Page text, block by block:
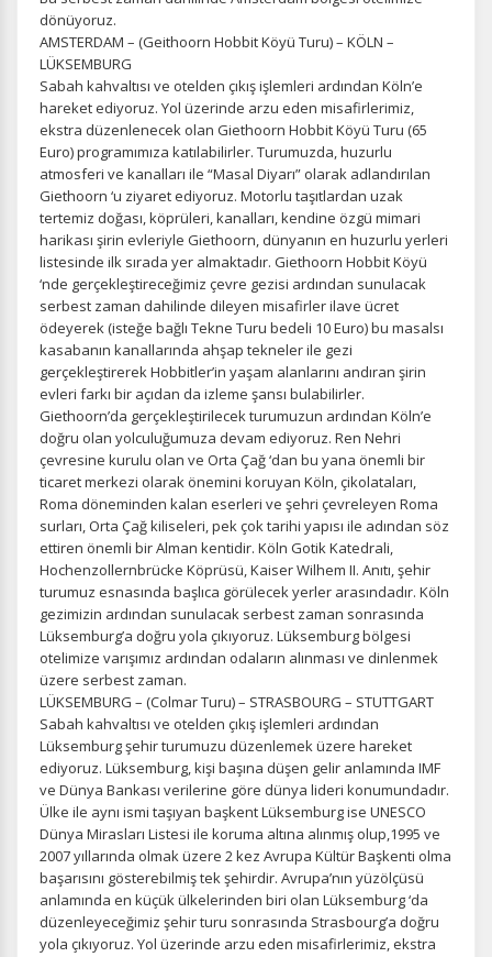
dönüyoruz.
AMSTERDAM – (Geithoorn Hobbit Köyü Turu) – KÖLN –
LÜKSEMBURG
Sabah kahvaltısı ve otelden çıkış işlemleri ardından Köln’e
hareket ediyoruz. Yol üzerinde arzu eden misafirlerimiz,
ekstra düzenlenecek olan Giethoorn Hobbit Köyü Turu (65
Euro) programımıza katılabilirler. Turumuzda, huzurlu
atmosferi ve kanalları ile “Masal Diyarı” olarak adlandırılan
Giethoorn ‘u ziyaret ediyoruz. Motorlu taşıtlardan uzak
tertemiz doğası, köprüleri, kanalları, kendine özgü mimari
harikası şirin evleriyle Giethoorn, dünyanın en huzurlu yerleri
listesinde ilk sırada yer almaktadır. Giethoorn Hobbit Köyü
‘nde gerçekleştireceğimiz çevre gezisi ardından sunulacak
serbest zaman dahilinde dileyen misafirler ilave ücret
ödeyerek (isteğe bağlı Tekne Turu bedeli 10 Euro) bu masalsı
kasabanın kanallarında ahşap tekneler ile gezi
gerçekleştirerek Hobbitler’in yaşam alanlarını andıran şirin
evleri farkı bir açıdan da izleme şansı bulabilirler.
Giethoorn’da gerçekleştirilecek turumuzun ardından Köln’e
doğru olan yolculuğumuza devam ediyoruz. Ren Nehri
çevresine kurulu olan ve Orta Çağ ‘dan bu yana önemli bir
ticaret merkezi olarak önemini koruyan Köln, çikolataları,
Roma döneminden kalan eserleri ve şehri çevreleyen Roma
surları, Orta Çağ kiliseleri, pek çok tarihi yapısı ile adından söz
ettiren önemli bir Alman kentidir. Köln Gotik Katedrali,
Hochenzollernbrücke Köprüsü, Kaiser Wilhem II. Anıtı, şehir
turumuz esnasında başlıca görülecek yerler arasındadır. Köln
gezimizin ardından sunulacak serbest zaman sonrasında
Lüksemburg’a doğru yola çıkıyoruz. Lüksemburg bölgesi
otelimize varışımız ardından odaların alınması ve dinlenmek
üzere serbest zaman.
LÜKSEMBURG – (Colmar Turu) – STRASBOURG – STUTTGART
Sabah kahvaltısı ve otelden çıkış işlemleri ardından
Lüksemburg şehir turumuzu düzenlemek üzere hareket
ediyoruz. Lüksemburg, kişi başına düşen gelir anlamında IMF
ve Dünya Bankası verilerine göre dünya lideri konumundadır.
Ülke ile aynı ismi taşıyan başkent Lüksemburg ise UNESCO
Dünya Mirasları Listesi ile koruma altına alınmış olup,1995 ve
2007 yıllarında olmak üzere 2 kez Avrupa Kültür Başkenti olma
başarısını gösterebilmiş tek şehirdir. Avrupa’nın yüzölçüsü
anlamında en küçük ülkelerinden biri olan Lüksemburg ‘da
düzenleyeceğimiz şehir turu sonrasında Strasbourg’a doğru
yola çıkıyoruz. Yol üzerinde arzu eden misafirlerimiz, ekstra